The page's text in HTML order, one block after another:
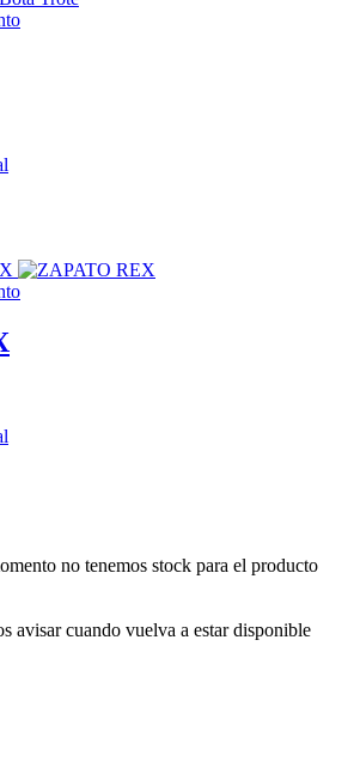
no tenemos stock para el producto
avisar cuando vuelva a estar disponible